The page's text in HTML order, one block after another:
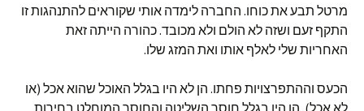
מרטל תבע את כוחו. החברה לימדה אותי שקוראים להתנהגות זו
התקף זעם ושזה לא הולם ולא מכובד. כהורה הייתה זאת
האחריות שלי לאלף אותו ואת המזג שלו.
הכעס וההתפרצויות פחתו. הן לא היו בגלל האוכל שהוא אכל (או
לא אכל). הן היו בגלל חוסר השליטה והחוסר המוחלט בחירות